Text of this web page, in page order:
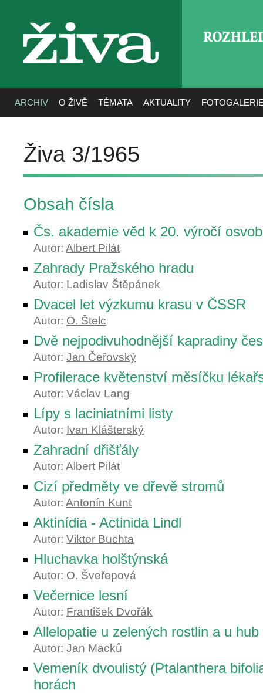
živa
ARCHIV O ŽIVĚ TÉMATA AKTUALITY
Živa 3/1965
Obsah čísla
Čs. akademie věd k 20. výročí
Autor: Albert Pilát
Zahrady Pražského hradu
Autor: Ladislav Štěpánek
Dvacel let výzkumu krasu v ČSSR
Autor: O. Štelc
Dvě nejpodivuhodnější kapradiny
Autor: Jan Čeřovský
Profilerace květenství měsíčku
Autor: Václav Lang
Lípy s laciniatními listy
Autor: Ivan Klášterský
Zahradní dřišťály
Autor: Albert Pilát
Cizí předměty ve dřevě stromů
Autor: Antonín Kunt
Aktinídia - Actinida Lindl
Autor: Viktor Buchta
Hluchavka holštýnská
Autor: O. Šveřepová
Večernice lesní
Autor: František Dvořák
Allelopatie u zelených rostlin a u hub
Autor: Jan Macků
Vemeník dvoulistý (Ptalanthera
horách